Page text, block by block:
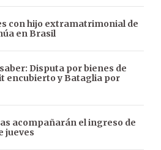
con hijo extramatrimonial de
en Brasil
Disputa por bienes de
encubierto y Bataglia por
acompañarán el ingreso de
jueves